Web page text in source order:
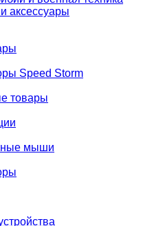
аксессуары
Speed Storm
товары
мыши